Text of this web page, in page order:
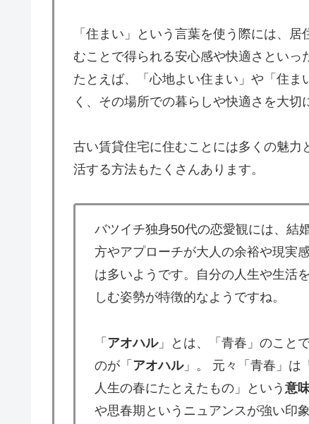
「住まい」という言葉を使う際には、
むことで得られる安心感や快適さといっ
たとえば、「心地よい住まい」や「住
く、その場所での暮らしや快適さを大切
古い賃貸住宅に住むことには多くの魅
活する方法もたくさんあります。
バツイチ独身50代の恋愛観には、結
方やアプローチが大人の余裕や現実
は多いようです。自分の人生や生活
しむ姿勢が特徴的なようですね。
「 アオハル」とは、「青春」のこと
のが「 アオハル」。 元々「青春」は
人生の春にたとえたもの」という 意
や思春期というニュアンスが強い印